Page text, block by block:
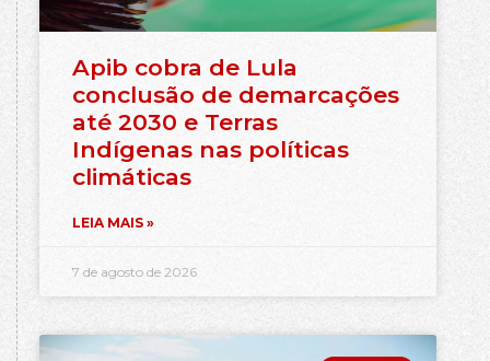
Apib cobra de Lula
conclusão de demarcações
até 2030 e Terras
Indígenas nas políticas
climáticas
LEIA MAIS »
7 de agosto de 2026